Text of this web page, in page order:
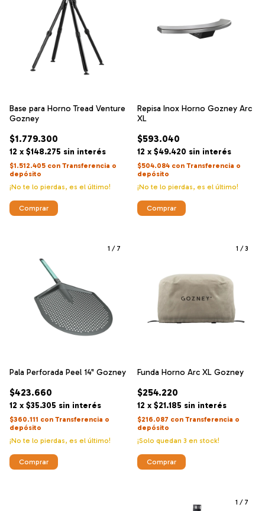
Base para Horno Tread Venture
Gozney
$1.779.300
12 x $148.275 sin interés
$1.512.405 con Transferencia o
depósito
¡No te lo pierdas, es el último!
Repisa Inox Horno Gozney Arc
XL
$593.040
12 x $49.420 sin interés
$504.084 con Transferencia o
depósito
¡No te lo pierdas, es el último!
1 / 7
Pala Perforada Peel 14" Gozney
$423.660
12 x $35.305 sin interés
$360.111 con Transferencia o
depósito
¡No te lo pierdas, es el último!
1 /3
Funda Horno Arc XL Gozney
$254.220
12 x $21.185 sin interés
$216.087 con Transferencia o
depósito
¡Solo quedan 3 en stock!
1 / 7